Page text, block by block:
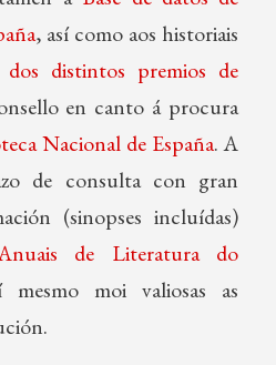
, así como aos historiais
dos distintos premios de
en canto á procura
Nacional de España. A
de consulta con gran
(sinopses incluídas)
de Literatura do
moi valiosas as